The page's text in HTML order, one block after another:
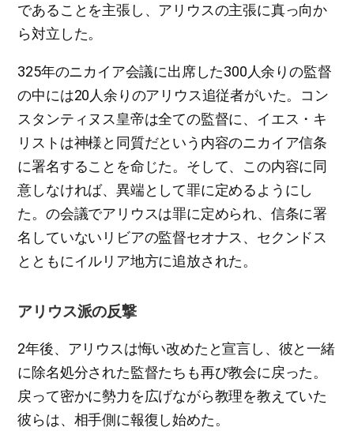
であることを主張し、アリウスの主張に真っ向か
ら対立した。
325年のニカイア会議に出席した300人余りの監督
の中には20人余りのアリウス追従者がいた。コン
スタンティヌス皇帝は全ての監督に、イエス・キ
リストは神様と同質だという内容のニカイア信条
に署名することを命じた。そして、この内容に同
意しなければ、異端として罪に定めるようにし
た。の会議でアリウスは罪に定められ、信条に署
名していないリビアの監督セオナス、セクンドス
とともにイルリア地方に追放された。
アリウス派の反撃
2年後、アリウスは悔い改めたと宣言し、彼と一緒
に除名処分された監督たちも再び教会に戻った。
戻って密かに勢力を広げながら教理を教えていた
彼らは、相手側に報復し始めた。